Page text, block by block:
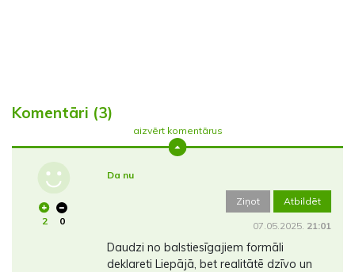
Komentāri (3)
aizvērt komentārus
2 0
Da nu
Ziņot Atbildēt
07.05.2025. 21:01
Daudzi no balstiesīgajiem formāli
deklareti Liepājā, bet realitātē dzīvo un